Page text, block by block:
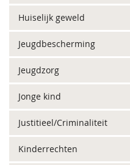
Huiselijk geweld
Jeugdbescherming
Jeugdzorg
Jonge kind
Justitieel/Criminaliteit
Kinderrechten